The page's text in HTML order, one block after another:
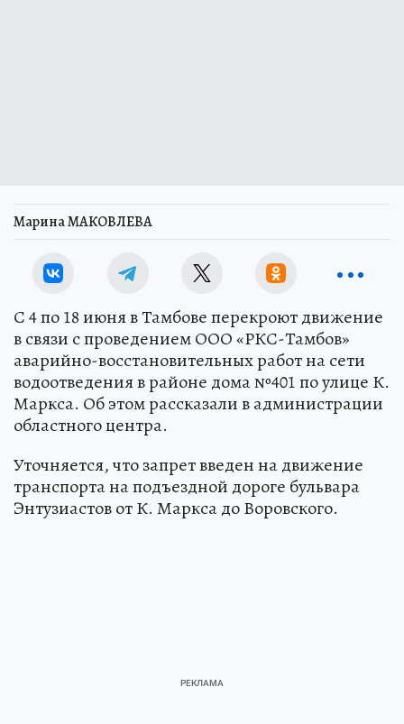
Марина МАКОВЛЕВА
С 4 по 18 июня в Тамбове перекроют движение
в связи с проведением ООО «РКС-Тамбов»
аварийно-восстановительных работ на сети
водоотведения в районе дома №401 по улице К.
Маркса. Об этом рассказали в администрации
областного центра.
Уточняется, что запрет введен на движение
транспорта на подъездной дороге бульвара
Энтузиастов от К. Маркса до Воровского.